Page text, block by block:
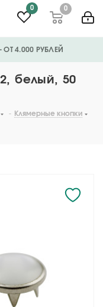
0 0
- ОТ 4.000 РУБЛЕЙ
белый, 50
- Клямерные кнопки